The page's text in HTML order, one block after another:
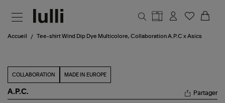
Accueil Tee-shirt Wind Dip Dye Multicolore, Collaboration A.P.C x Asics
COLLABORATION MADE IN EUROPE
A.P.C. Partager